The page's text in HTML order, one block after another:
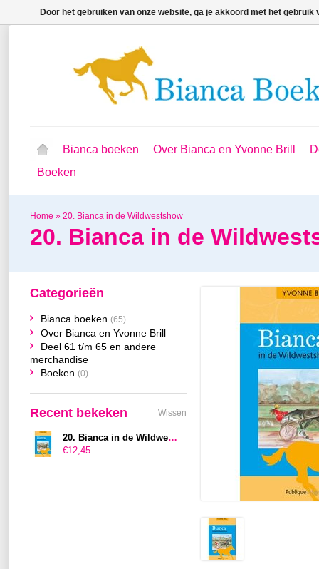
Bianca boeken Over Bianca en Yvonne Brill
Boeken
Home » 20. Bianca in de Wildwestshow
20. Bianca in de
Categorieën
Bianca boeken (65)
Over Bianca en Yvonne Brill
Deel 61 t/m 65 en andere
merchandise
Boeken (0)
Recent bekeken Wissen
20. Bianca in de Wildwestshow
€12,45
Door het gebruiken van onze website, ga je akkoord met het